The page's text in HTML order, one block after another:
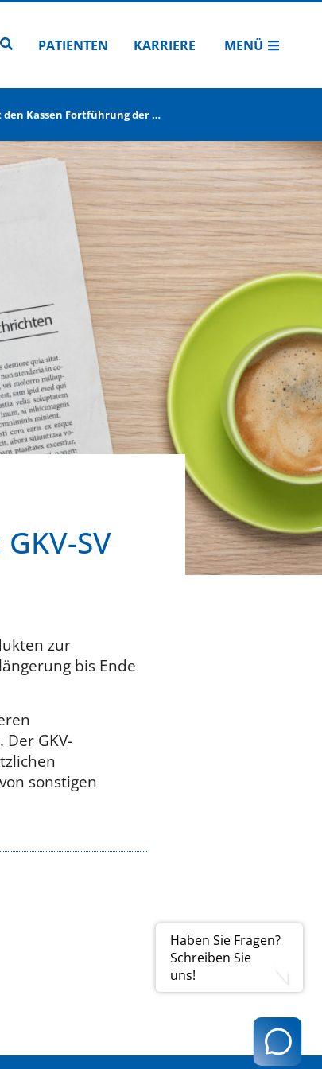
Zur Seitensuche
PATIENTEN KARRIERE MENÜ
Haben Sie Fragen?
Schreiben Sie
uns!
den Kassen Fortführung der …
SV
zur
bis Ende
GKV-
sonstigen